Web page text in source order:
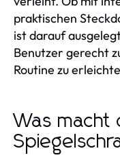
praktischen
ist darauf
Benutzer gerecht
Routine zu
Was macht